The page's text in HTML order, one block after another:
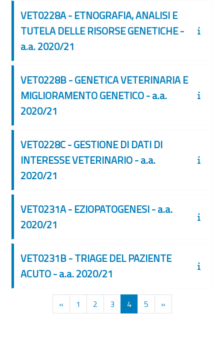
VET0228A - ETNOGRAFIA, ANALISI E
TUTELA DELLE RISORSE GENETICHE -
a.a. 2020/21
VET0228B - GENETICA VETERINARIA E
MIGLIORAMENTO GENETICO - a.a.
2020/21
VET0228C - GESTIONE DI DATI DI
INTERESSE VETERINARIO - a.a.
2020/21
VET0231A - EZIOPATOGENESI - a.a.
2020/21
VET0231B - TRIAGE DEL PAZIENTE
ACUTO - a.a. 2020/21
«Pagina precedente
1 Pagina 1
2 Pagina 2
3Pagina 3
4Pagina 4
5Pagina 5
»Pagina